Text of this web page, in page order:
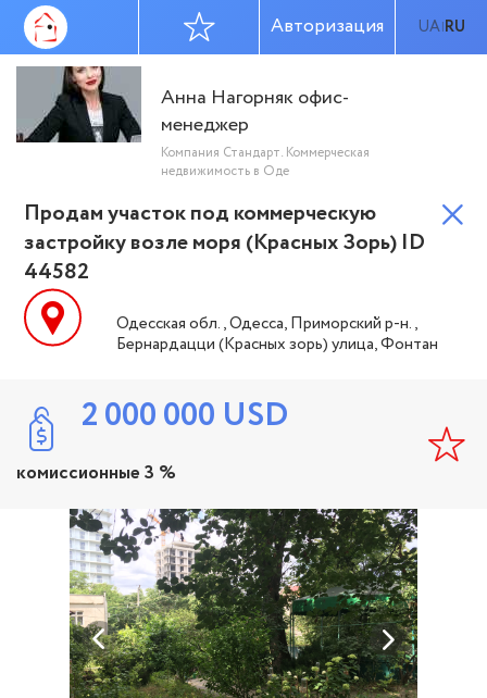
UA|RU
Авторизация
Анна Нагорняк офис-
менеджер
Компания Стандарт. Коммерческая
недвижимость в Оде
Продам участок под коммерческую
застройку возле моря (Красных Зорь) ID
44582
Одесская обл., Одесса, Приморский р-н.,
Бернардацци (Красных зорь) улица, Фонтан
2 000 000 USD
комиссионные 3 %